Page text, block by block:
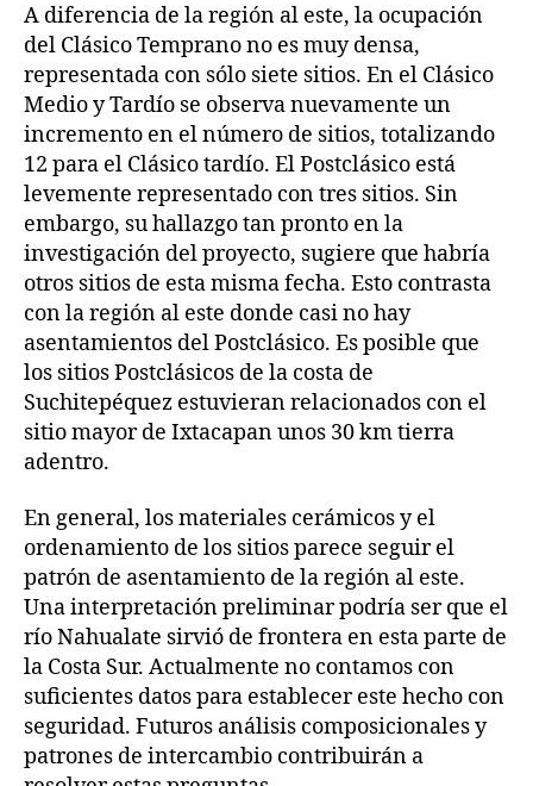
A diferencia de la región al este, la ocupación
del Clásico Temprano no es muy densa,
representada con sólo siete sitios. En el Clásico
Medio y Tardío se observa nuevamente un
incremento en el número de sitios, totalizando
12 para el Clásico tardío. El Postclásico está
levemente representado con tres sitios. Sin
embargo, su hallazgo tan pronto en la
investigación del proyecto, sugiere que habría
otros sitios de esta misma fecha. Esto contrasta
con la región al este donde casi no hay
asentamientos del Postclásico. Es posible que
los sitios Postclásicos de la costa de
Suchitepéquez estuvieran relacionados con el
sitio mayor de Ixtacapan unos 30 km tierra
adentro.
En general, los materiales cerámicos y el
ordenamiento de los sitios parece seguir el
patrón de asentamiento de la región al este.
Una interpretación preliminar podría ser que el
río Nahualate sirvió de frontera en esta parte de
la Costa Sur. Actualmente no contamos con
suficientes datos para establecer este hecho con
seguridad. Futuros análisis composicionales y
patrones de intercambio contribuirán a